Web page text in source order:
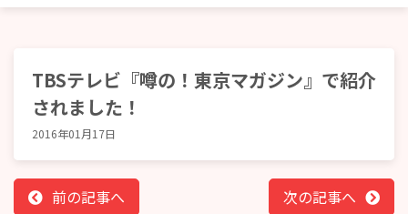
TBSテレビ『噂の！東京マガジン』で紹介
されました！
2016年01月17日
前の記事へ 次の記事へ